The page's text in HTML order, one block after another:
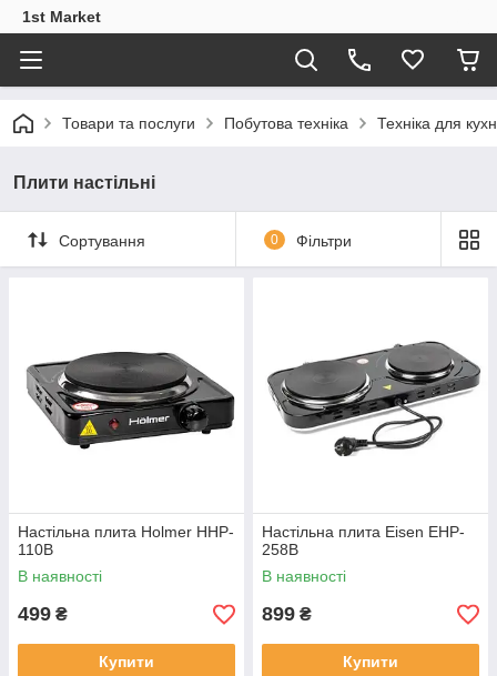
1st Market
Товари та послуги Побутова техніка Техніка для
Плити настільні
Сортування 0 Фільтри
Настільна плита Holmer HHP-
110B
В наявності
499 ₴
Купити
Настільна плита Eisen EHP-
258B
В наявності
899 ₴
Купити